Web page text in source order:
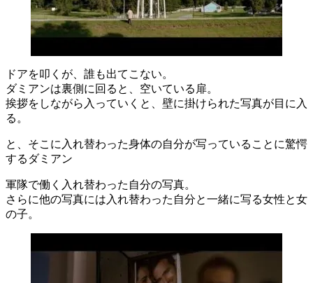
ドアを叩くが、誰も出てこない。
ダミアンは裏側に回ると、空いている扉。
挨拶をしながら入っていくと、壁に掛けられた写真が目に入
る。
と、そこに入れ替わった身体の自分が写っていることに驚愕
するダミアン
軍隊で働く入れ替わった自分の写真。
さらに他の写真には入れ替わった自分と一緒に写る女性と女
の子。